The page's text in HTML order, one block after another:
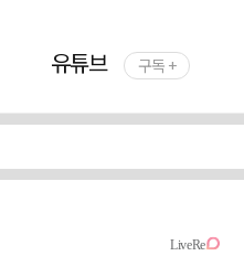
유튜브 구독 +